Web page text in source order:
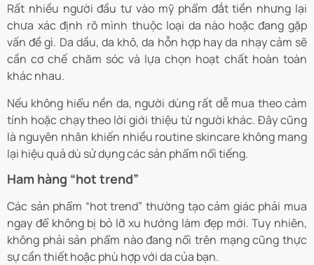
Rất nhiều người đầu tư vào mỹ phẩm đắt tiền nhưng lại
chưa xác định rõ mình thuộc loại da nào hoặc đang gặp
vấn đề gì. Da dầu, da khô, da hỗn hợp hay da nhạy cảm sẽ
cần cơ chế chăm sóc và lựa chọn hoạt chất hoàn toàn
khác nhau.
Nếu không hiểu nền da, người dùng rất dễ mua theo cảm
tính hoặc chạy theo lời giới thiệu từ người khác. Đây cũng
là nguyên nhân khiến nhiều routine skincare không mang
lại hiệu quả dù sử dụng các sản phẩm nổi tiếng.
Ham hàng “hot trend”
Các sản phẩm “hot trend” thường tạo cảm giác phải mua
ngay để không bị bỏ lỡ xu hướng làm đẹp mới. Tuy nhiên,
không phải sản phẩm nào đang nổi trên mạng cũng thực
sự cần thiết hoặc phù hợp với da của bạn.